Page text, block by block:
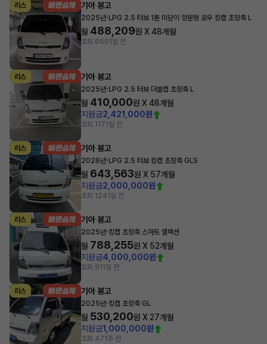
리스 기아 봉고
2025년· LPG 2.5 터보 1톤 미닫이 양문형 로우 킹캡 초장축 L
월 488,209원 X48개월
조회 6501일 전
리스 기아 봉고
2025년· LPG 2.5 터보 더블캡 초장축 L
월 410,000원 X48개월
지원금2,421,000원
조회 1171일 전
리스 기아 봉고
2026년· LPG 2.5 터보 킹캡 초장축 GLS
월 643,563원 X 57개월
지원금2,000,000원
조회 1241일 전
리스 기아 봉고
2025년·킹캡 초장축 스마트 셀렉션
월 788,255원 X 52개월
지원금4,000,000원
조회 91 1일 전
리스 기아 봉고
2025년·킹캡 초장축 GL
월 530,200원 X 27개월
지원금1,000,000원
조회 471주 전